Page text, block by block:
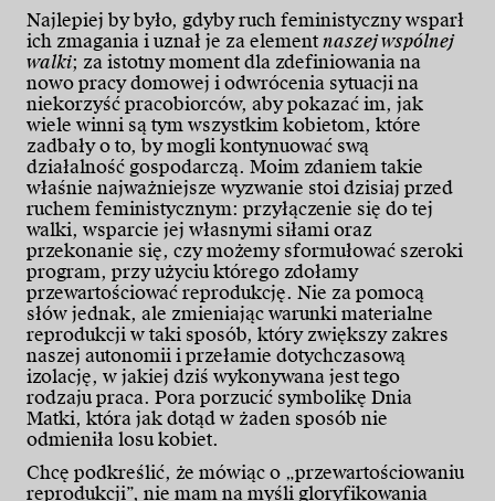
Najlepiej by było, gdyby ruch feministyczny wsparł
ich zmagania i uznał je za elementnaszej wspólnej
walki; za istotny moment dla zdefiniowania na
nowo pracy domowej i odwrócenia sytuacji na
niekorzyść pracobiorców, aby pokazać im, jak
wiele winni są tym wszystkim kobietom, które
zadbały o to, by mogli kontynuować swą
działalność gospodarczą. Moim zdaniem takie
właśnie najważniejsze wyzwanie stoi dzisiaj przed
ruchem feministycznym: przyłączenie się do tej
walki, wsparcie jej własnymi siłami oraz
przekonanie się, czy możemy sformułować szeroki
program, przy użyciu którego zdołamy
przewartościować reprodukcję. Nie za pomocą
słów jednak, ale zmieniając warunki materialne
reprodukcji w taki sposób, który zwiększy zakres
naszej autonomii i przełamie dotychczasową
izolację, w jakiej dziś wykonywana jest tego
rodzaju praca. Pora porzucić symbolikę Dnia
Matki, która jak dotąd w żaden sposób nie
odmieniła losu kobiet.
Chcę podkreślić, że mówiąc o „przewartościowaniu
reprodukcji”, nie mam na myśli gloryfikowania